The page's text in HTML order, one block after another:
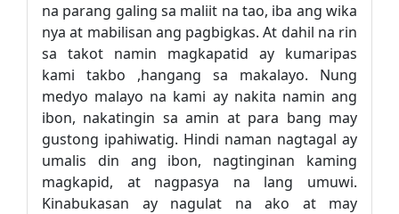
na parang galing sa maliit na tao, iba ang wika
nya at mabilisan ang pagbigkas. At dahil na rin
sa takot namin magkapatid ay kumaripas
kami takbo ,hangang sa makalayo. Nung
medyo malayo na kami ay nakita namin ang
ibon, nakatingin sa amin at para bang may
gustong ipahiwatig. Hindi naman nagtagal ay
umalis din ang ibon, nagtinginan kaming
magkapid, at nagpasya na lang umuwi.
Kinabukasan ay nagulat na ako at may